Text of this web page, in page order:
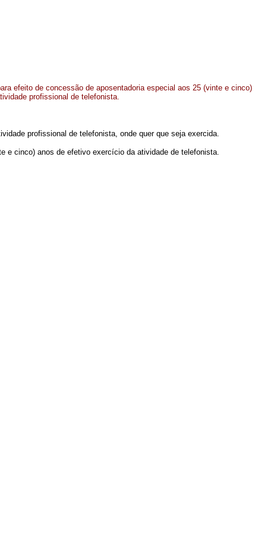
efeito de concessão de aposentadoria especial aos 25 (vinte e cinco)
profissional de telefonista.
profissional de telefonista, onde quer que seja exercida.
e cinco) anos de efetivo exercício da atividade de telefonista.